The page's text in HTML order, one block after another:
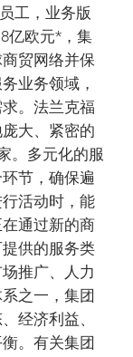
工，业务版
亿欧元*，集
贸网络并保
业务领域，
。法兰克福
大、紧密的
。多元化的服
节，确保遍
活动时，能
通过新的商
供的服务类
推广、人力
之一，集团
经济利益、
。有关集团